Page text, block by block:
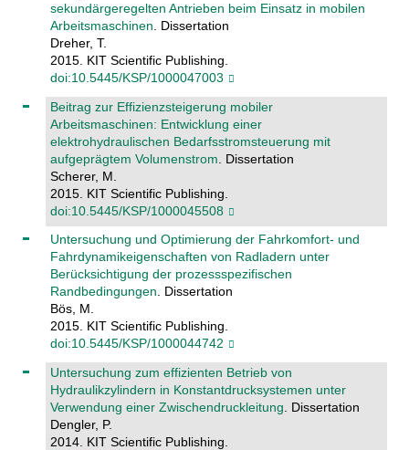
sekundärgeregelten Antrieben beim Einsatz in mobilen
Arbeitsmaschinen. Dissertation
Dreher, T.
2015. KIT Scientific Publishing.
doi:10.5445/KSP/1000047003
Beitrag zur Effizienzsteigerung mobiler
Arbeitsmaschinen: Entwicklung einer
elektrohydraulischen Bedarfsstromsteuerung mit
aufgeprägtem Volumenstrom . Dissertation
Scherer, M.
2015. KIT Scientific Publishing.
doi:10.5445/KSP/1000045508
Untersuchung und Optimierung der Fahrkomfort- und
Fahrdynamikeigenschaften von Radladern unter
Berücksichtigung der prozessspezifischen
Randbedingungen. Dissertation
Bös, M.
2015. KIT Scientific Publishing.
doi:10.5445/KSP/1000044742
Untersuchung zum effizienten Betrieb von
Hydraulikzylindern in Konstantdrucksystemen unter
Verwendung einer Zwischendruckleitung . Dissertation
Dengler, P.
2014. KIT Scientific Publishing.